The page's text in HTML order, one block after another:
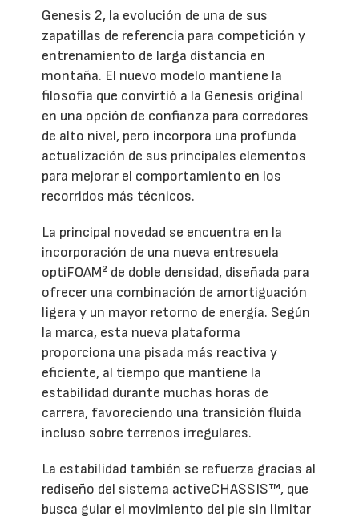
Genesis 2, la evolución de una de sus
zapatillas de referencia para competición y
entrenamiento de larga distancia en
montaña. El nuevo modelo mantiene la
filosofía que convirtió a la Genesis original
en una opción de confianza para corredores
de alto nivel, pero incorpora una profunda
actualización de sus principales elementos
para mejorar el comportamiento en los
recorridos más técnicos.
La principal novedad se encuentra en la
incorporación de una nueva entresuela
optiFOAM² de doble densidad, diseñada para
ofrecer una combinación de amortiguación
ligera y un mayor retorno de energía. Según
la marca, esta nueva plataforma
proporciona una pisada más reactiva y
eficiente, al tiempo que mantiene la
estabilidad durante muchas horas de
carrera, favoreciendo una transición fluida
incluso sobre terrenos irregulares.
La estabilidad también se refuerza gracias al
rediseño del sistema activeCHASSIS™, que
busca guiar el movimiento del pie sin limitar